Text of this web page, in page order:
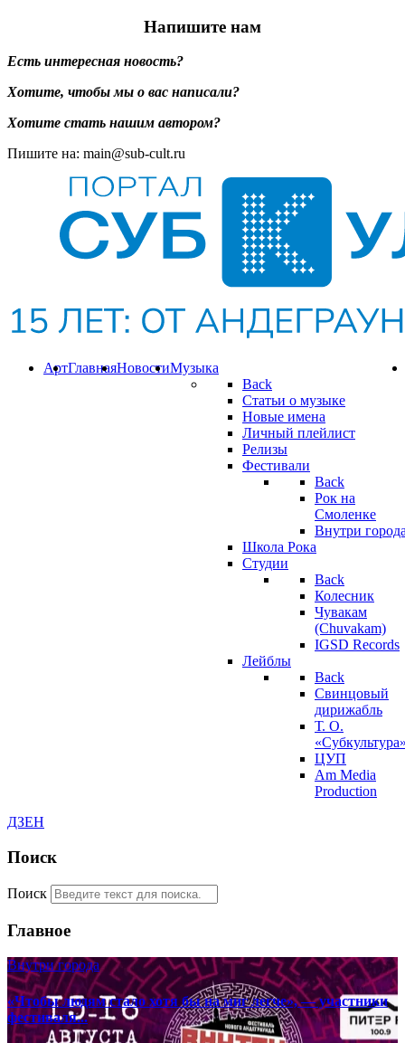
Напишите нам
Есть интересная новость?
Хотите, чтобы мы о вас написали?
Хотите стать нашим автором?
Пишите на: main@sub-cult.ru
Музыка
Back
Статьи о музыке
Новые имена
Личный плейлист
Релизы
Фестивали
Back
Рок на
Смоленке
Внутри
Школа Рока
Студии
Back
Колесник
Чувакам
(Chuvakam)
IGSD Records
Лейблы
Back
Свинцовый
дирижабль
Т. О.
ЦУП
Am Media
Production
Новости
Главная
Арт
ДЗЕН
Поиск
Поиск
Главное
Внутри города
«Чтобы людям стало хотя бы на миг легче», — участники
фестиваля...